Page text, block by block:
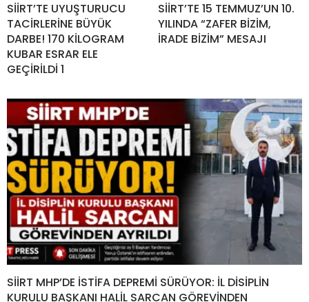
SİİRT’TE UYUŞTURUCU
TACİRLERİNE BÜYÜK
DARBE! 170 KİLOGRAM
KUBAR ESRAR ELE
GEÇİRİLDİ 1
SİİRT’TE 15 TEMMUZ’UN 10.
YILINDA “ZAFER BİZİM,
İRADE BİZİM” MESAJI
SİİRT MHP’DE İSTİFA DEPREMİ SÜRÜYOR: İL DİSİPLİN
KURULU BAŞKANI HALİL SARCAN GÖREVİNDEN